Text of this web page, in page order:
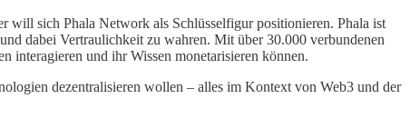
will sich Phala Network als Schlüsselfigur positionieren. Phala ist
dabei Vertraulichkeit zu wahren. Mit über 30.000 verbundenen
und ihr Wissen monetarisieren können.
dezentralisieren wollen – alles im Kontext von Web3 und der